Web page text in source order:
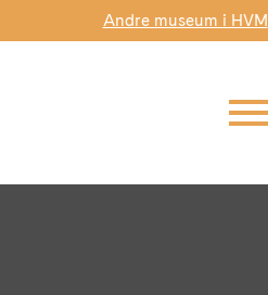
Andre museum i HVM